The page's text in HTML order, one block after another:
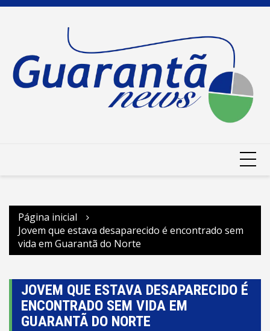
Ir
Página inicial
Jovem que estava desaparecido é encontrado sem
vida em Guarantã do Norte
JOVEM QUE ESTAVA DESAPARECIDO É
ENCONTRADO SEM VIDA EM
GUARANTÃ DO NORTE